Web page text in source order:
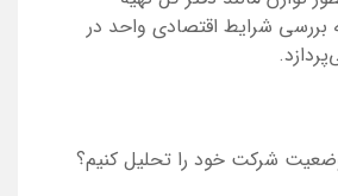
بررسی شرایط اقتصادی واحد در
وضعیت شرکت خود را تحلیل کنیم؟